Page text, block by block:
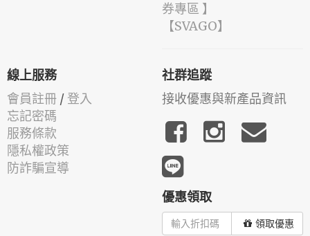
券專區 】
️【SVAGO】️
線上服務
會員註冊 / 登入
忘記密碼
服務條款
隱私權政策
防詐騙宣導
社群追蹤
接收優惠與新產品資訊
優惠領取
領取優惠